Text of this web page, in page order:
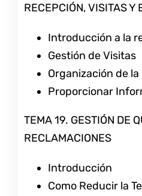
RECEPCIÓN, VISITAS Y
Introducción a la
Gestión de Visitas
Organización de
Proporcionar
TEMA 19. GESTIÓN DE
RECLAMACIONES
Introducción
Como Reducir la